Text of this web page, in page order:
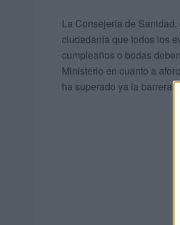
La Consejería de
ciudadanía que todos los
cumpleaños o bodas
Ministerio en cuanto a
ha superado ya la barrera